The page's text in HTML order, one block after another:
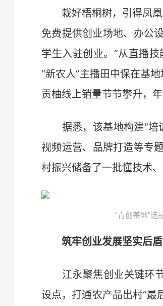
栽好梧桐树，引得凤凰
免费提供创业场地、办公
学生入驻创业。“从直播
“新农人”主播田中保在基
贡柚线上销量节节攀升，
据悉，该基地构建“培
视频运营、品牌打造等专
村振兴储备了一批懂技术
“青创基地”选
筑牢创业发展坚实后盾
江永聚焦创业关键环节
设点，打通农产品出村“最